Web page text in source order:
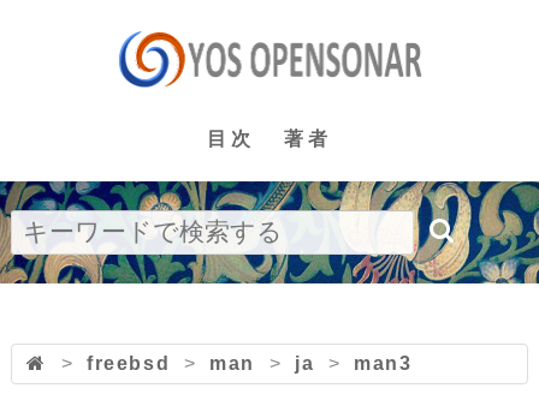
目次 著者
> freebsd > man > ja > man3